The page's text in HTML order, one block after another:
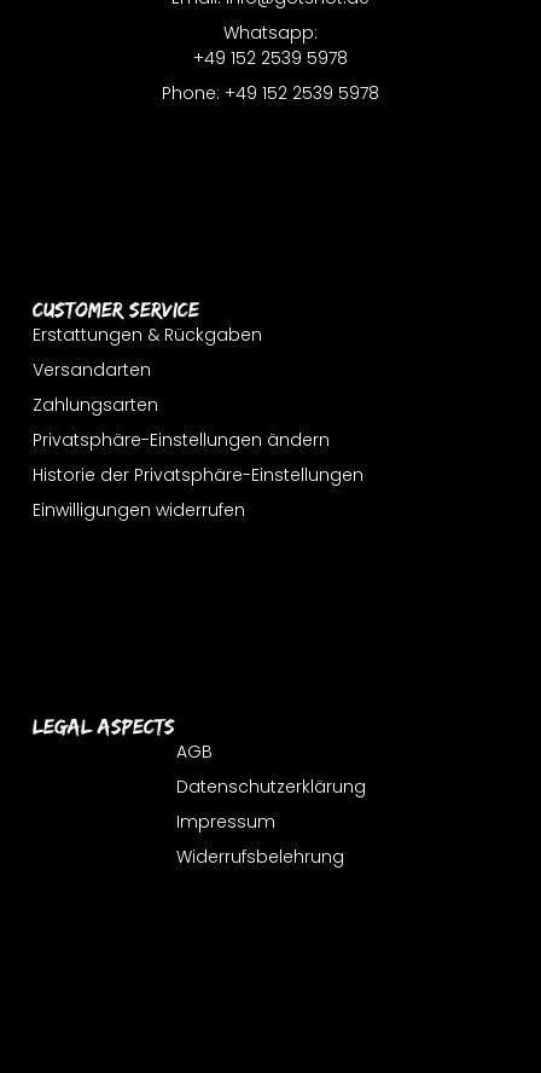
Customer Service
Erstattungen & Rückgaben
Versandarten
Zahlungsarten
Privatsphäre-Einstellungen ändern
Historie der Privatsphäre-Einstellungen
Einwilligungen widerrufen
Whatsapp:
+49 152 2539 5978
Phone: +49 152 2539 5978
Legal Aspects
AGB
Datenschutzerklärung
Impressum
Widerrufsbelehrung